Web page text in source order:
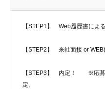
【STEP1】 Web履歴書によ
【STEP2】 来社面接 or WEB
【STEP3】 内定！ ※応募
定。